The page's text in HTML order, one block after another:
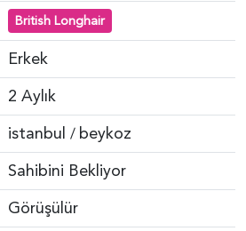
British Longhair
Erkek
2 Aylık
istanbul / beykoz
Sahibini Bekliyor
Görüşülür